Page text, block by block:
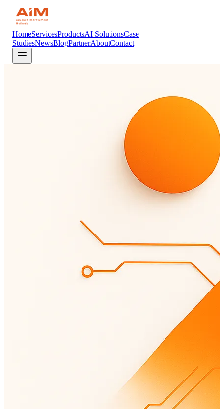
HomeServicesProductsAI SolutionsCase
StudiesNewsBlogPartnerAboutContact